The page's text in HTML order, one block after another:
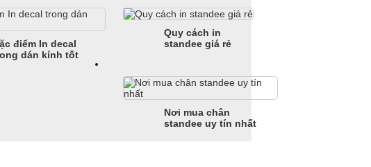
điểm In decal
dán kính tốt
Quy cách in
standee giá rẻ
Nơi mua chân
standee uy tín nhất